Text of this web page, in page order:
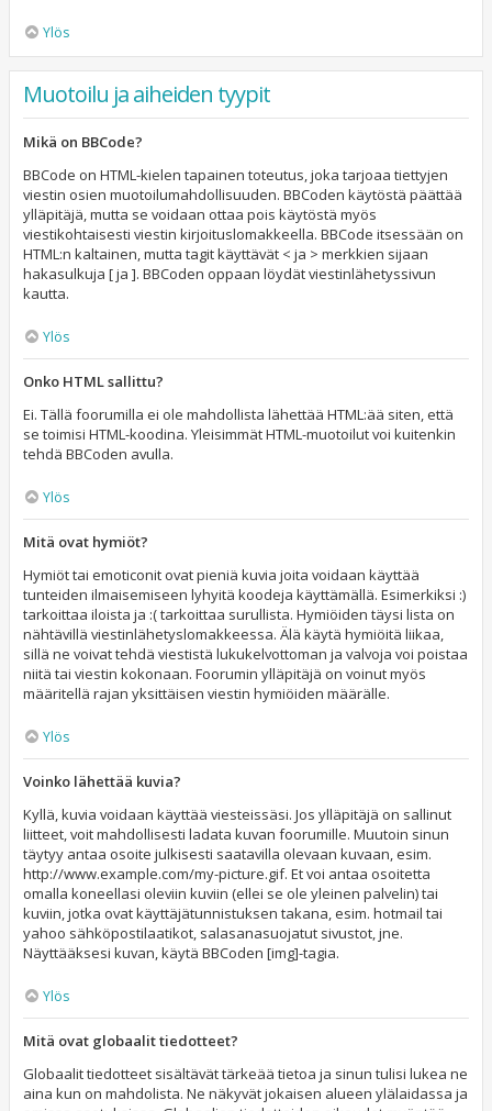
Ylös
Muotoilu ja aiheiden tyypit
Mikä on BBCode?
BBCode on HTML-kielen tapainen toteutus, joka tarjoaa tiettyjen
viestin osien muotoilumahdollisuuden. BBCoden käytöstä päättää
ylläpitäjä, mutta se voidaan ottaa pois käytöstä myös
viestikohtaisesti viestin kirjoituslomakkeella. BBCode itsessään on
HTML:n kaltainen, mutta tagit käyttävät < ja > merkkien sijaan
hakasulkuja [ ja ]. BBCoden oppaan löydät viestinlähetyssivun
kautta.
Ylös
Onko HTML sallittu?
Ei. Tällä foorumilla ei ole mahdollista lähettää HTML:ää siten, että
se toimisi HTML-koodina. Yleisimmät HTML-muotoilut voi kuitenkin
tehdä BBCoden avulla.
Ylös
Mitä ovat hymiöt?
Hymiöt tai emoticonit ovat pieniä kuvia joita voidaan käyttää
tunteiden ilmaisemiseen lyhyitä koodeja käyttämällä. Esimerkiksi :)
tarkoittaa iloista ja :( tarkoittaa surullista. Hymiöiden täysi lista on
nähtävillä viestinlähetyslomakkeessa. Älä käytä hymiöitä liikaa,
sillä ne voivat tehdä viestistä lukukelvottoman ja valvoja voi poistaa
niitä tai viestin kokonaan. Foorumin ylläpitäjä on voinut myös
määritellä rajan yksittäisen viestin hymiöiden määrälle.
Ylös
Voinko lähettää kuvia?
Kyllä, kuvia voidaan käyttää viesteissäsi. Jos ylläpitäjä on sallinut
liitteet, voit mahdollisesti ladata kuvan foorumille. Muutoin sinun
täytyy antaa osoite julkisesti saatavilla olevaan kuvaan, esim.
http://www.example.com/my-picture.gif. Et voi antaa osoitetta
omalla koneellasi oleviin kuviin (ellei se ole yleinen palvelin) tai
kuviin, jotka ovat käyttäjätunnistuksen takana, esim. hotmail tai
yahoo sähköpostilaatikot, salasanasuojatut sivustot, jne.
Näyttääksesi kuvan, käytä BBCoden [img]-tagia.
Ylös
Mitä ovat globaalit tiedotteet?
Globaalit tiedotteet sisältävät tärkeää tietoa ja sinun tulisi lukea ne
aina kun on mahdolista. Ne näkyvät jokaisen alueen ylälaidassa ja